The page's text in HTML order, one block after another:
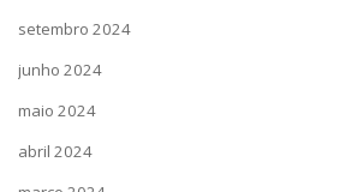
setembro 2024
junho 2024
maio 2024
abril 2024